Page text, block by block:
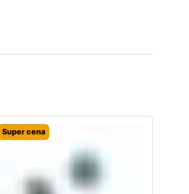
Super cena